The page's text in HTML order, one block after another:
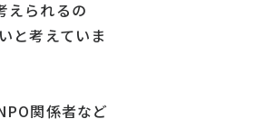
えられるの
と考えていま
関係者など